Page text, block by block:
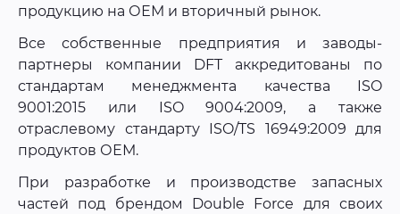
продукцию на ОЕМ и вторичный рынок.
Все собственные предприятия и заводы-
партнеры компании DFT аккредитованы по
стандартам менеджмента качества ISO
9001:2015 или ISO 9004:2009, а также
отраслевому стандарту ISO/TS 16949:2009 для
продуктов ОЕМ.
При разработке и производстве запасных
частей под брендом Double Force для своих